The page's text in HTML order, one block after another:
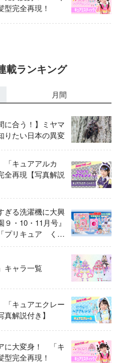
型完全再現！
載ランキング
月間
に合う！】ミヤマ
りたい日本の異変
キュアアルカ
全再現【写真解説
ぎる洗濯機に大興
・10・11月号』
プリキュア くる
キャラ一覧
キュアエクレー
解説付き】
に大変身！ 「キ
型完全再現！